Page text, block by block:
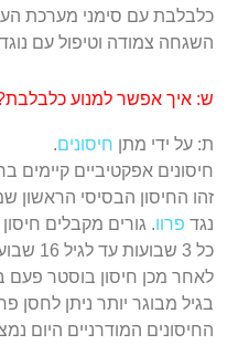
כלבלבת עם סימני מערכת
השגחה צמודה וטיפול עם
ש: איך אפשר למנוע
ת: על ידי מתן חיסונים.
זהו החיסון הבסיסי הראשון
נגד פרוו
כל 3 שבועות עד לגיל 16 שבועות.
לאחר מכן חיסון בוסטר
בגיל מבוגר יותר ניתן
החיסונים המודרניים היום